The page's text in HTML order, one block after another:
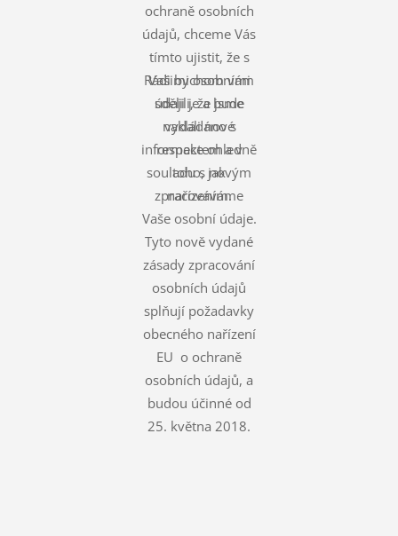
ochraně osobních
údajů, chceme Vás
tímto ujistit, že s
Vašimi osobními
údaji je a bude
nakládáno s
respektem a v
souladu s novým
nařízením.
Rádi bychom vám
sdělili, že jsme
vydali nové
informace ohledně
toho, jak
zpracováváme
Vaše osobní údaje.
Tyto nově vydané
zásady zpracování
osobních údajů
splňují požadavky
obecného nařízení
EU o ochraně
osobních údajů, a
budou účinné od
25. května 2018.